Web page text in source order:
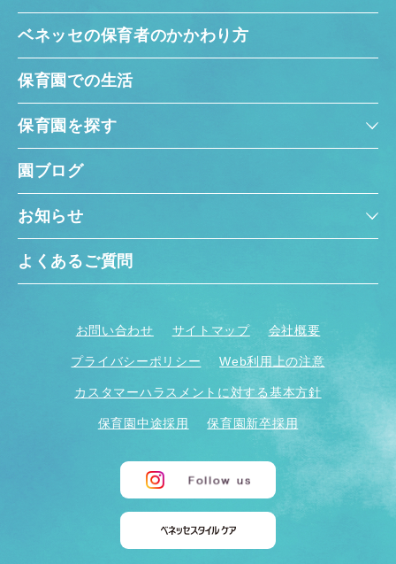
ベネッセの保育者のかかわり方
保育園での生活
保育園を探す
園ブログ
お知らせ
よくあるご質問
お問い合わせ サイトマップ 会社概要
プライバシーポリシー Web利用上の注意
カスタマーハラスメントに対する基本方針
保育園中途採用 保育園新卒採用